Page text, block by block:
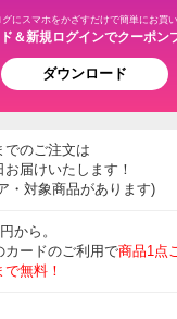
グにスマホをかざすだけで簡単にお買い
＆新規ログインでクーポン
ダウンロード
でのご注文は
届けいたします！
・対象商品があります)
から。
カードのご利用で商品1点
で無料！